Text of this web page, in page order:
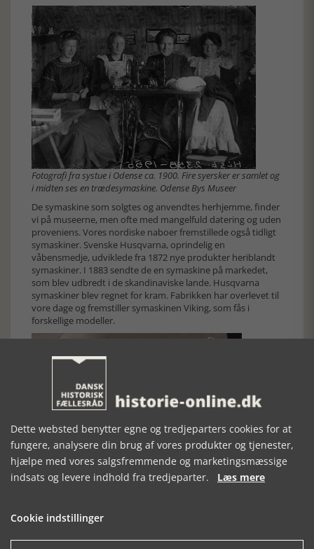
Fotografi fra systue i Odense ca. 1900. Fire syersker er samlet og
i midten ses en trædesymaskine. Odense Bys Museer
De symaskine som solgtes og anvendtes herhjemme, finder
vi på museerne, men ofte med mangelfuld datering og uden
proveniens. Vores nordiske naboer fremstillede også tidligt
symaskiner. Svenske Husqvarna, oprindelig en
våbensmedje, udviklede fra 1872 nye produkter heriblandt
symaskiner. I 1883 sendte de en symaskine på markedet,
som blev udbredt i de skandinaviske lande. Husqvarna
symaskiner blev regnet for kram. Fabrikken har overlevet til
vore dage og fremstiller symaskinen Viking, som fås i
forskellige modeller.
Husqvarna symaskine, som stammer fra Grindsted Realskole,
Billund Museum
værksteder pga urmageri, begyndte en fabrik i Bern i 1900 at
symaskinen. Et andet schweizisk mærke var Elna
Dette websted benytter egne og tredjeparters cookies for at
fungere, analysere din brug af vores produkter og tjenester,
hjælpe med vores salgsfremmende og marketingsmæssige
indsats og levere indhold fra tredjeparter. Læs mere
Cookie indstillinger